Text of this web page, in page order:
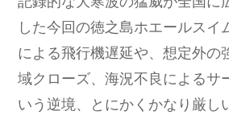
した今回の徳之島ホエールスイ
による飛行機遅延や、想定外の
域クローズ、海況不良によるサ
いう逆境、とにかくかなり厳し